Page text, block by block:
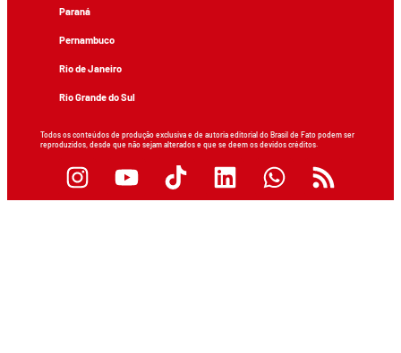
Paraná
Pernambuco
Rio de Janeiro
Rio Grande do Sul
Todos os conteúdos de produção exclusiva e de autoria editorial do Brasil de Fato podem ser
reproduzidos, desde que não sejam alterados e que se deem os devidos créditos.